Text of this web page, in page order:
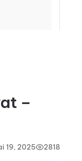
–
19, 2025 2818